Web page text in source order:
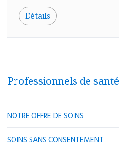
Détails
Professionnels de santé
NOTRE OFFRE DE SOINS
SOINS SANS CONSENTEMENT